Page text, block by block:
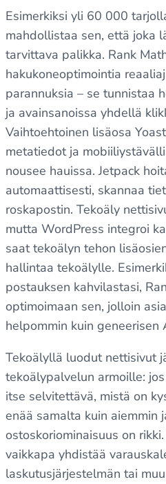
Esimerkiksi yli 60 000
mahdollistaa sen, että joka
tarvittava palikka. Rank
hakukoneoptimointia
parannuksia – se tunnistaa
ja avainsanoissa yhdellä
Vaihtoehtoinen lisäosa
metatiedot ja
nousee hauissa. Jetpack
automaattisesti, skannaa
roskapostin. Tekoäly
mutta WordPress integroi
saat tekoälyn tehon
hallintaa tekoälylle.
postauksen kahvilastasi,
optimoimaan sen, jolloin
helpommin kuin geneerisen
Tekoälyllä luodut nettisivut
tekoälypalvelun armoille:
itse selvitettävä, mistä on
enää samalta kuin aiemmin
ostoskoriominaisuus on
vaikkapa yhdistää
laskutusjärjestelmän tai